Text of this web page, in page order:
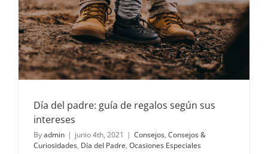
Día del padre: guía de regalos según sus
intereses
Byadmin | junio 4th, 2021 | Consejos, Consejos &
Curiosidades, Día del Padre, Ocasiones Especiales